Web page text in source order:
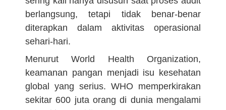
berlangsung, tetapi tidak benar-benar
diterapkan dalam aktivitas operasional
sehari-hari.
Menurut World Health Organization,
keamanan pangan menjadi isu kesehatan
global yang serius. WHO memperkirakan
sekitar 600 juta orang di dunia mengalami